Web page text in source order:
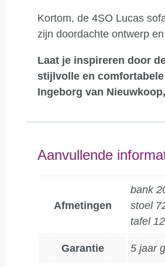
Kortom, de 4SO Lucas
zijn doordachte ontwerp
Laat je inspireren door
stijlvolle en
Ingeborg van
Aanvullende
Afmetingen
bank
stoel
tafel
Garantie 5 jaar